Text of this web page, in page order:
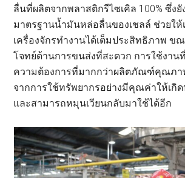
ลื่นที่ผลิตจากพลาสติกรีไซเคิล 100% ซึ่ง
มาตรฐานน้ำมันหล่อลื่นของเชลล์ ช่วยให้
เครื่องจักรทำงานได้เต็มประสิทธิภาพ ข
โจทย์ด้านการขนส่งที่สะดวก การใช้งาน
ความต้องการที่มากกว่าผลิตภัณฑ์คุณภา
จากการใช้ทรัพยากรอย่างมีคุณค่าให้เกิ
และสามารถหมุนเวียนกลับมาใช้ได้อีก